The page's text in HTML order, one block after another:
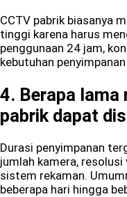
CCTV pabrik biasanya
tinggi karena harus
penggunaan 24 jam,
kebutuhan
4. Berapa lama
pabrik dapat
Durasi penyimpanan
jumlah kamera,
sistem rekaman.
beberapa hari hingga